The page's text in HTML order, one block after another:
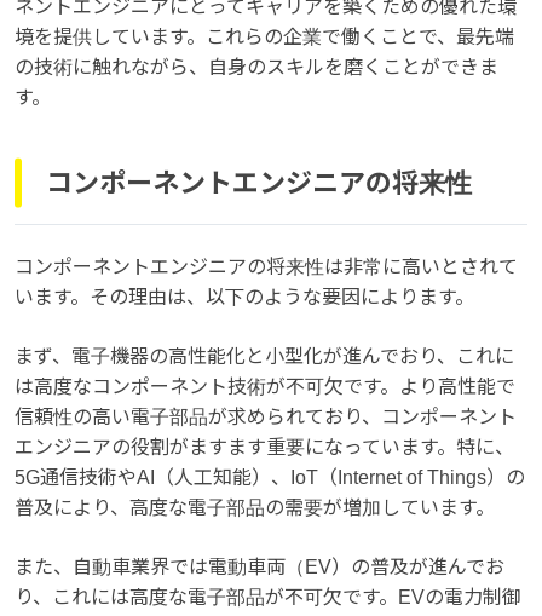
ネントエンジニアにとってキャリアを築くための優れた環
境を提供しています。これらの企業で働くことで、最先端
の技術に触れながら、自身のスキルを磨くことができま
す。
コンポーネントエンジニアの将来性
コンポーネントエンジニアの将来性は非常に高いとされて
います。その理由は、以下のような要因によります。
まず、電子機器の高性能化と小型化が進んでおり、これに
は高度なコンポーネント技術が不可欠です。より高性能で
信頼性の高い電子部品が求められており、コンポーネント
エンジニアの役割がますます重要になっています。特に、
5G通信技術やAI（人工知能）、IoT（Internet of Things）の
普及により、高度な電子部品の需要が増加しています。
また、自動車業界では電動車両（EV）の普及が進んでお
り、これには高度な電子部品が不可欠です。EVの電力制御